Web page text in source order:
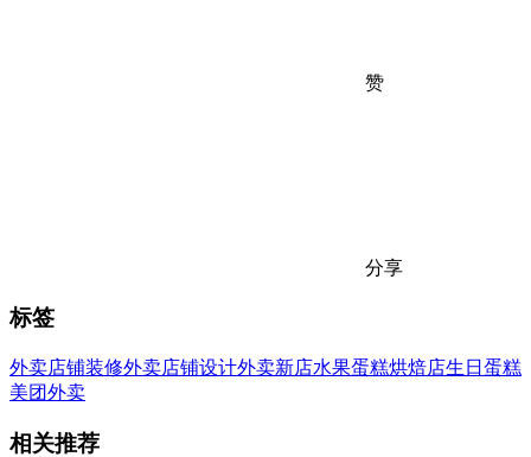
赞
分享
标签
外卖店铺装修外卖店铺设计外卖新店水果蛋糕烘焙店生日蛋糕
美团外卖
相关推荐